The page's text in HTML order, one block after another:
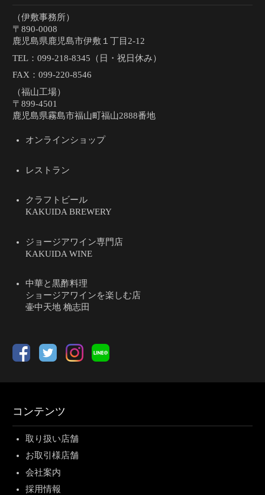
（伊敷事務所）
〒890-0008
鹿児島県鹿児島市伊敷１丁目2-12
TEL：099-218-8345（日・祝日休み）
FAX：099-220-8546
（福山工場）
〒899-4501
鹿児島県霧島市福山町福山2888番地
オンラインショップ
レストラン
クラフトビール
KAKUIDA BREWERY
ジョージアワイン専門店
KAKUIDA WINE
中華と黒酢料理
ショージアワインを楽しむ店
壷中天地 桷志田
コンテンツ
取り扱い店舗
お取引様店舗
会社案内
採用情報